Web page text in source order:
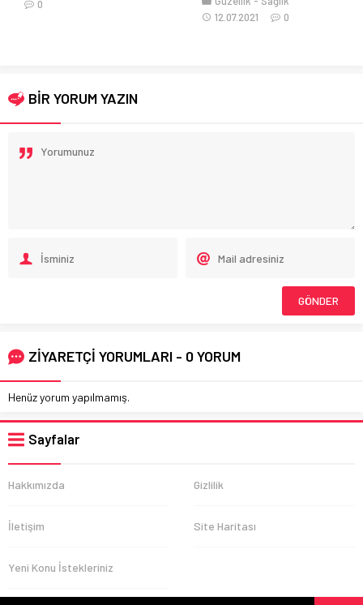
Modelleri
05.09.2020
BİR YORUM YAZIN
ZİYARETÇİ YORUMLARI - 0 YORUM
Henüz yorum yapılmamış.
Sayfalar
Hakkımızda Gizlilik
İletişim Site Haritası
Yeni Konu İstekleriniz